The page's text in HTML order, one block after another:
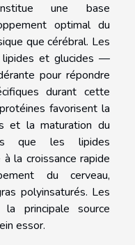
une base
optimal du
que cérébral. Les
lipides et glucides —
pour répondre
durant cette
favorisent la
et la maturation du
que les lipides
à la croissance rapide
du cerveau,
polyinsaturés. Les
principale source
essor.